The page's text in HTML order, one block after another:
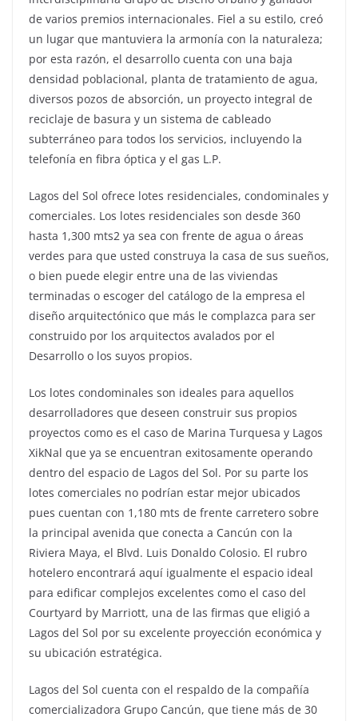
de varios premios internacionales. Fiel a su estilo, creó
un lugar que mantuviera la armonía con la naturaleza;
por esta razón, el desarrollo cuenta con una baja
densidad poblacional, planta de tratamiento de agua,
diversos pozos de absorción, un proyecto integral de
reciclaje de basura y un sistema de cableado
subterráneo para todos los servicios, incluyendo la
telefonía en fibra óptica y el gas L.P.
Lagos del Sol ofrece lotes residenciales, condominales y
comerciales. Los lotes residenciales son desde 360
hasta 1,300 mts2 ya sea con frente de agua o áreas
verdes para que usted construya la casa de sus sueños,
o bien puede elegir entre una de las viviendas
terminadas o escoger del catálogo de la empresa el
diseño arquitectónico que más le complazca para ser
construido por los arquitectos avalados por el
Desarrollo o los suyos propios.
Los lotes condominales son ideales para aquellos
desarrolladores que deseen construir sus propios
proyectos como es el caso de Marina Turquesa y Lagos
XikNal que ya se encuentran exitosamente operando
dentro del espacio de Lagos del Sol. Por su parte los
lotes comerciales no podrían estar mejor ubicados
pues cuentan con 1,180 mts de frente carretero sobre
la principal avenida que conecta a Cancún con la
Riviera Maya, el Blvd. Luis Donaldo Colosio. El rubro
hotelero encontrará aquí igualmente el espacio ideal
para edificar complejos excelentes como el caso del
Courtyard by Marriott, una de las firmas que eligió a
Lagos del Sol por su excelente proyección económica y
su ubicación estratégica.
Lagos del Sol cuenta con el respaldo de la compañía
comercializadora Grupo Cancún, que tiene más de 30